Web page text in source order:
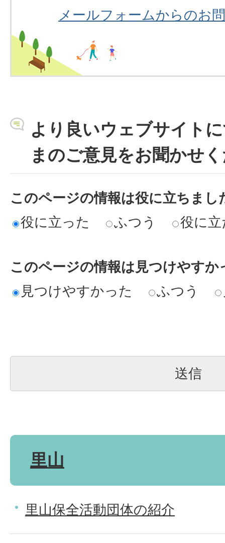
メールフォームからのお
より良いウェブサイト
まのご意見をお聞かせ
このページの情報は役に立ちまし
役に立った
ふつう 役に
このページの情報は見つけやすか
見つけやすかった
ふつう
里山
里山保全活動団体の紹介